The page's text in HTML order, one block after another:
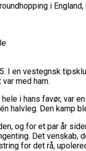
i
I en vestegnsk
med ham.
i hans favør, var
halvleg. Den kamp
og for et par år
Det
for det rå,